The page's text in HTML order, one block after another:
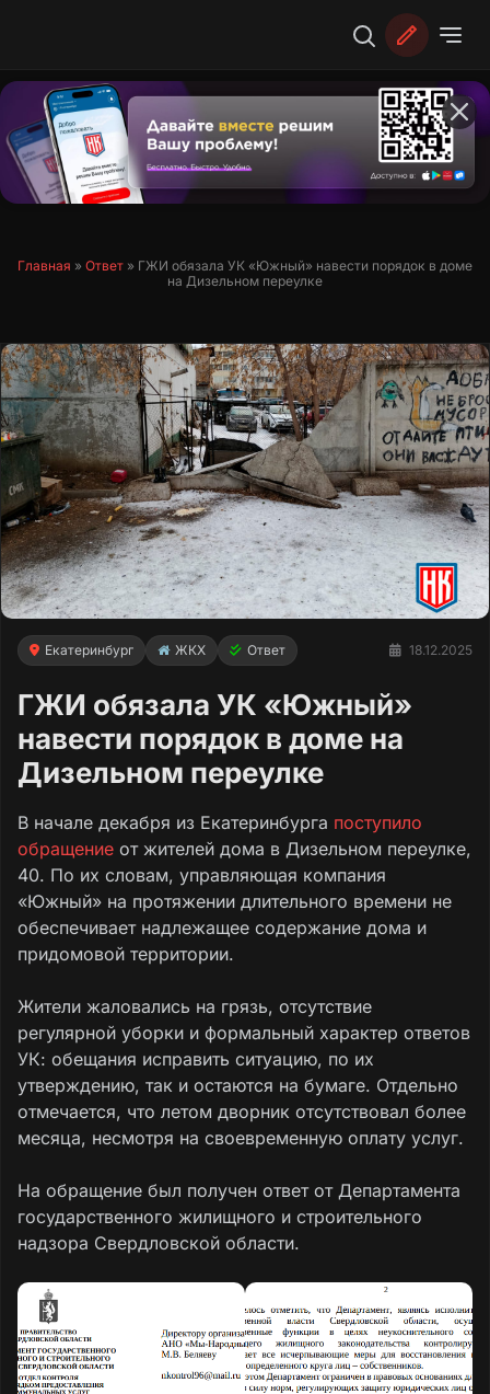
Главная » Ответ » ГЖИ обязала УК «Южный» навести порядок в доме
на Дизельном переулке
Екатеринбург ЖКХ Ответ 18.12.2025
ГЖИ обязала УК «Южный»
навести порядок в доме на
Дизельном переулке
В начале декабря из Екатеринбурга поступило
обращение от жителей дома в Дизельном переулке,
40. По их словам, управляющая компания
«Южный» на протяжении длительного времени не
обеспечивает надлежащее содержание дома и
придомовой территории.
Жители жаловались на грязь, отсутствие
регулярной уборки и формальный характер ответов
УК: обещания исправить ситуацию, по их
утверждению, так и остаются на бумаге. Отдельно
отмечается, что летом дворник отсутствовал более
месяца, несмотря на своевременную оплату услуг.
На обращение был получен ответ от Департамента
государственного жилищного и строительного
надзора Свердловской области.